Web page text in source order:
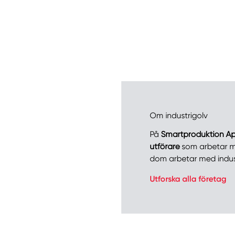
Om industrigolv
På Smartproduktion
utföraresom arbetar
dom arbetar med
Utforska alla företag